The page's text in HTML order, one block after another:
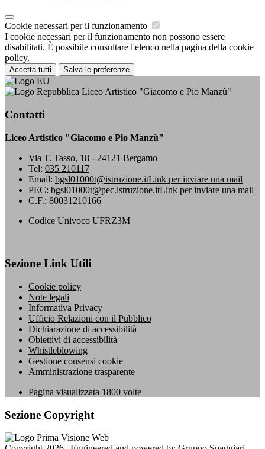
Cookie necessari per il funzionamento
I cookie necessari per il funzionamento non possono essere
disabilitati. È possibile consultare l'elenco nella pagina della cookie
policy.
Accetta tutti Salva le preferenze
Liceo Artistico "Giacomo e Pio Manzù"
Contatti
Liceo Artistico "Giacomo e Pio Manzù"
Via T. Tasso, 18 - 24121 Bergamo
Tel: 035 210117
Email: bgsl01000t@istruzione.itLink per inviare una mail
PEC: bgsl01000t@pec.istruzione.itLink per inviare una mail
C.F.: 80031210166
Codice Univoco UFRZ3M
Sezione Link Utili
Cookie policy
Note legali
Informativa Privacy
Ufficio Relazioni con il Pubblico
Dichiarazione di accessibilità
Obiettivi di accessibilità
Whistleblowing
Gestione consensi cookie
Amministrazione trasparente
Pagina visualizzata 1800 volte
Sezione Copyright